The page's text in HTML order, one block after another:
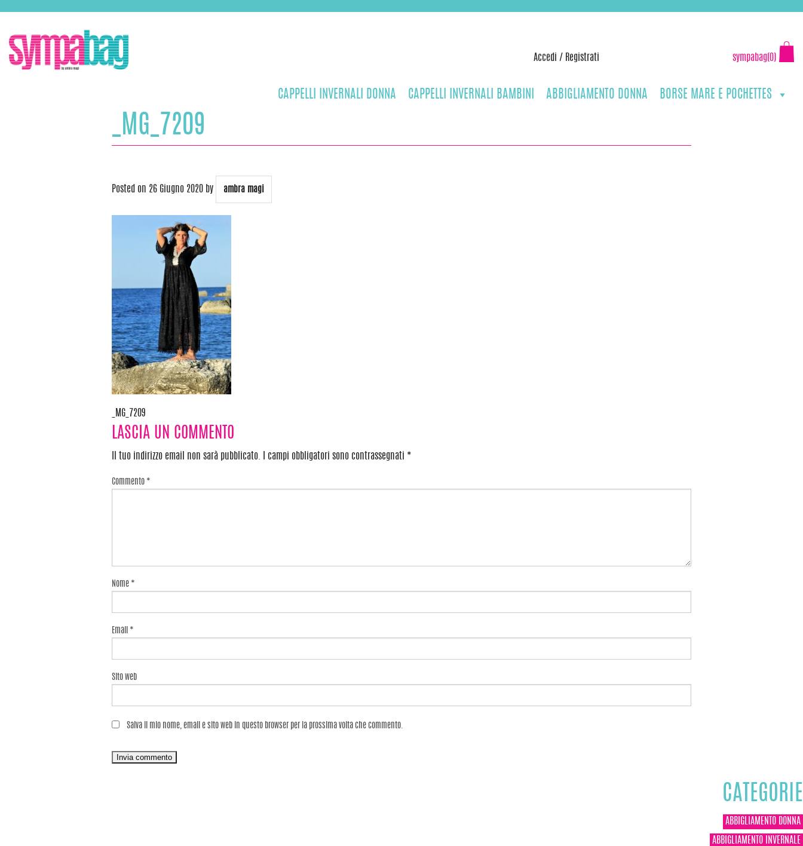
content
Accedi / Registrati sympabag(0)
CAPPELLI INVERNALI DONNA CAPPELLI INVERNALI BAMBINI ABBIGLIAMENTO DONNA BORSE MARE E POCHETTES
_MG_7209
Posted on 26 Giugno 2020 by ambra magi
Navigazione
articoli
_MG_7209
LASCIA UN COMMENTO
Il tuo indirizzo email non sarà pubblicato. I campi obbligatori sono contrassegnati *
Commento *
Nome *
Email *
Sito web
Salva il mio nome, email e sito web in questo browser per la prossima volta che commento.
CATEGORIE
ABBIGLIAMENTO DONNA
ABBIGLIAMENTO INVERNALE